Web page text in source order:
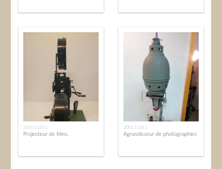
2001.1135.1
Projecteur de films.
2001.1136.1
Agrandisseur de photographies